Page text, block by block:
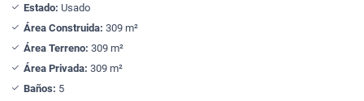
Estado: Usado
Área Construida: 309 m²
Área Terreno: 309 m²
Área Privada: 309 m²
Baños: 5